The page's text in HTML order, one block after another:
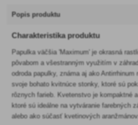
Popis produktu
Charakteristika produktu
Papulka väčšia 'Maximum' je okrasná
pôvabom a všestranným využitím v
odroda papulky, známa aj ako Antirrhinum
svoje bohato kvitnúce stonky, ktoré sú
rôznych farieb. Kvetenstvo je kompaktné
ktoré sú ideálne na vytváranie farebných
alebo ako súčasť kvetinových aranžmánov.